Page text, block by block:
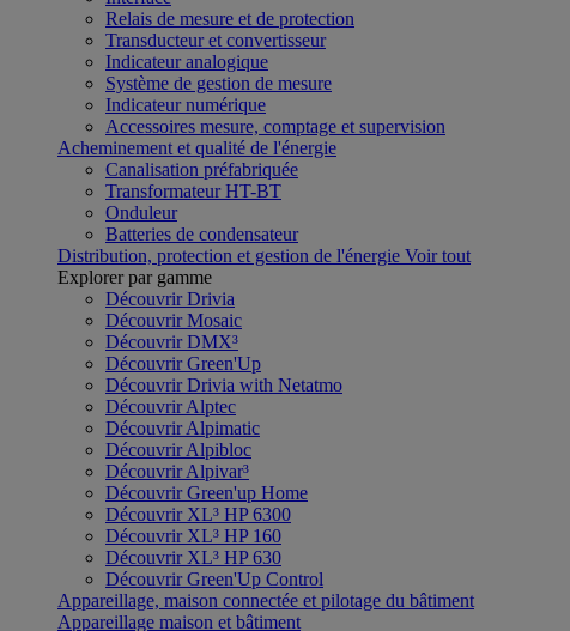
Relais de mesure et de protection
Transducteur et convertisseur
Indicateur analogique
Système de gestion de mesure
Indicateur numérique
Accessoires mesure, comptage et supervision
Acheminement et qualité de l'énergie
Canalisation préfabriquée
Transformateur HT-BT
Onduleur
Batteries de condensateur
Distribution, protection et gestion de l'énergie Voir tout
Explorer par gamme
Découvrir Drivia
Découvrir Mosaic
Découvrir DMX³
Découvrir Green'Up
Découvrir Drivia with Netatmo
Découvrir Alptec
Découvrir Alpimatic
Découvrir Alpibloc
Découvrir Alpivar³
Découvrir Green'up Home
Découvrir XL³ HP 6300
Découvrir XL³ HP 160
Découvrir XL³ HP 630
Découvrir Green'Up Control
Appareillage, maison connectée et pilotage du bâtiment
Appareillage maison et bâtiment